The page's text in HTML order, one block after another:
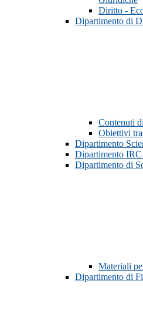
Diritto -
Dipartimento di
Contenuti
Obiettivi
Dipartimento
Dipartimento
Dipartimento di
Materiali
Dipartimento di